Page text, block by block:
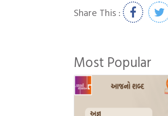
Share This :
Most Popular